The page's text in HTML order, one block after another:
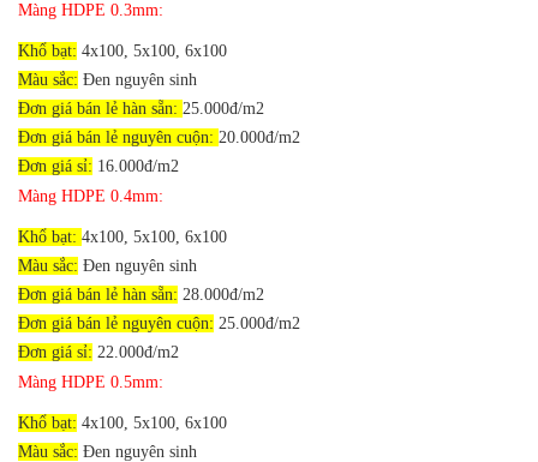
Màng HDPE 0.3mm:
Khổ bạt: 4x100, 5x100, 6x100
Màu sắc: Đen nguyên sinh
Đơn giá bán lẻ hàn sẵn: 25.000đ/m2
Đơn giá bán lẻ nguyên cuộn: 20.000đ/m2
Đơn giá sỉ: 16.000đ/m2
Màng HDPE 0.4mm:
Khổ bạt: 4x100, 5x100, 6x100
Màu sắc: Đen nguyên sinh
Đơn giá bán lẻ hàn sẵn: 28.000đ/m2
Đơn giá bán lẻ nguyên cuộn: 25.000đ/m2
Đơn giá sỉ: 22.000đ/m2
Màng HDPE 0.5mm:
Khổ bạt: 4x100, 5x100, 6x100
Màu sắc: Đen nguyên sinh